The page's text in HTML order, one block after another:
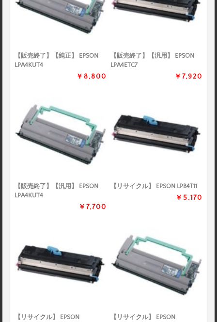
【販売終了】【純正】 EPSON
LPA4KUT4
￥8,800
【販売終了】【汎用】 EPSON
LPA4ETC7
￥7,920
【販売終了】【汎用】 EPSON
LPA4KUT4
￥7,700
【リサイクル】 EPSON LPB4T11
￥5,170
【リサイクル】 EPSON
【リサイクル】 EPSON